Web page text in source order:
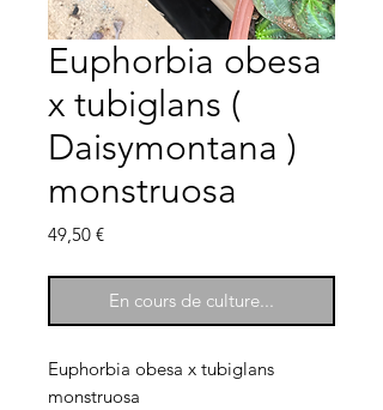
Euphorbia obesa
x tubiglans (
Daisymontana )
monstruosa
49,50 €Prix
En cours de culture...
Euphorbia obesa x tubiglans
monstruosa